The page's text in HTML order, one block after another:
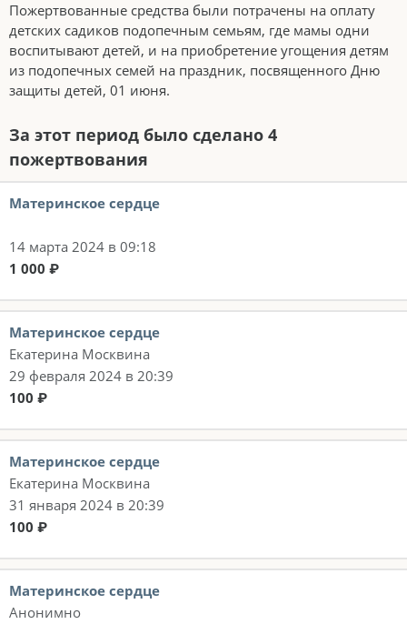
Пожертвованные средства были потрачены на оплату
детских садиков подопечным семьям, где мамы одни
воспитывают детей, и на приобретение угощения детям
из подопечных семей на праздник, посвященного Дню
защиты детей, 01 июня.
За этот период было сделано 4
пожертвования
Материнское сердце
14 марта 2024 в 09:18
1 000 ₽
Материнское сердце
Екатерина Москвина
29 февраля 2024 в 20:39
100 ₽
Материнское сердце
Екатерина Москвина
31 января 2024 в 20:39
100 ₽
Материнское сердце
Анонимно